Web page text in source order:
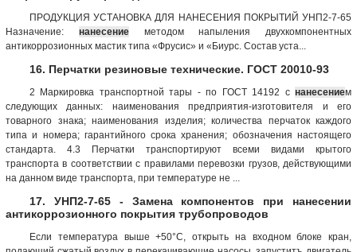
ПРОДУКЦИЯ УСТАНОВКА ДЛЯ НАНЕСЕНИЯ ПОКРЫТИЙ УНП2-7-65
Назначение: нанесениеметодом напыления двухкомпонентных
антикоррозионных мастик типа «Фрусис» и «Биурс. Состав уста...
16. Перчатки резиновые технические. ГОСТ 20010-93
2 Маркировка транспортной тары - по ГОСТ 14192 с нанесением
следующих данных: наименования предприятия-изготовителя и его
товарного знака; наименования изделия; количества перчаток каждого
типа и номера; гарантийного срока хранения; обозначения настоящего
стандарта. 4.3 Перчатки транспортируют всеми видами крытого
транспорта в соответствии с правилами перевозки грузов, действующими
на данном виде транспорта, при температуре не ...
17. УНП2-7-65 - Замена компонентов при нанесении
антикоррозионного покрытия трубопроводов
Если температура выше +50°С, открыть на входном блоке кран,